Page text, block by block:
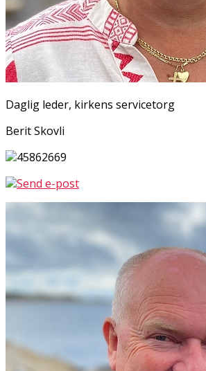
Daglig leder, kirkens servicetorg
Berit Skovli
45862669
Send e-post